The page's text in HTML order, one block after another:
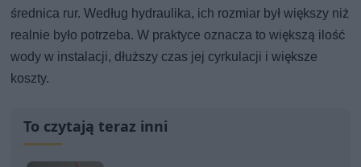
średnica rur. Według hydraulika, ich rozmiar był większy niż
realnie było potrzeba. W praktyce oznacza to większą ilość
wody w instalacji, dłuższy czas jej cyrkulacji i większe
koszty.
To czytają teraz inni